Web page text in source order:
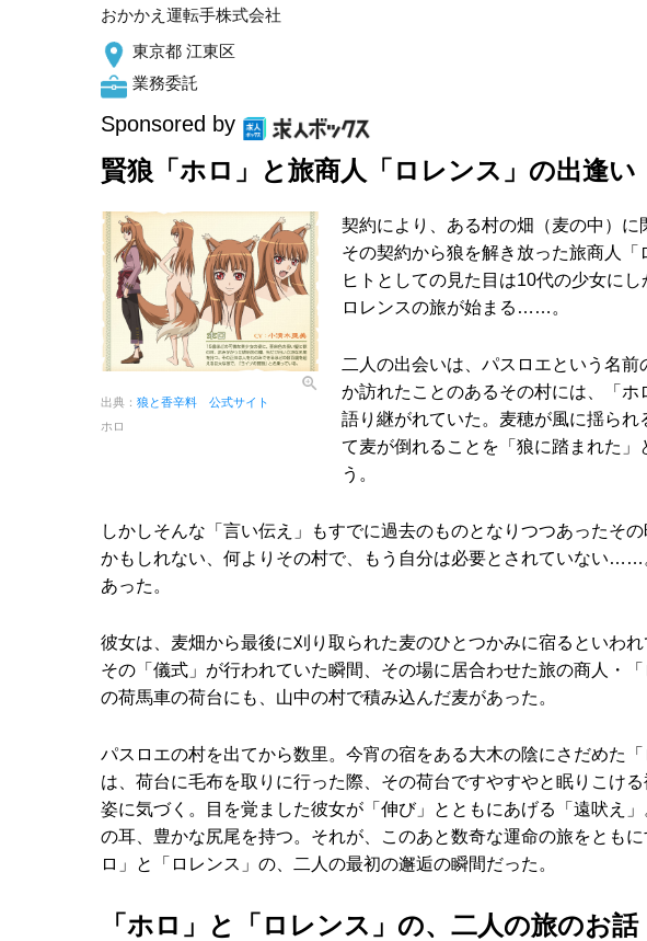
おかかえ運転手株式会社
東京都 江東区
業務委託
Sponsored by
賢狼「ホロ」と旅商人「ロレンス」の出逢い
出典： 狼と香辛料 公式サイト
ホロ
契約により、ある村の畑（麦の中）
その契約から狼を解き放った旅商人「
ヒトとしての見た目は10代の少女に
ロレンスの旅が始まる……。
二人の出会いは、パスロエという名
か訪れたことのあるその村には、「
語り継がれていた。麦穂が風に揺ら
て麦が倒れることを「狼に踏まれた
う。
しかしそんな「言い伝え」もすでに過去のものとなりつつあったそ
かもしれない、何よりその村で、もう自分は必要とされていない
あった。
彼女は、麦畑から最後に刈り取られた麦のひとつかみに宿るといわれ
その「儀式」が行われていた瞬間、その場に居合わせた旅の商人・「
の荷馬車の荷台にも、山中の村で積み込んだ麦があった。
パスロエの村を出てから数里。今宵の宿をある大木の陰にさだめた「
は、荷台に毛布を取りに行った際、その荷台ですやすやと眠りこけ
姿に気づく。目を覚ました彼女が「伸び」とともにあげる「遠吠え
の耳、豊かな尻尾を持つ。それが、このあと数奇な運命の旅をとも
ロ」と「ロレンス」の、二人の最初の邂逅の瞬間だった。
「ホロ」と「ロレンス」の、二人の旅のお話